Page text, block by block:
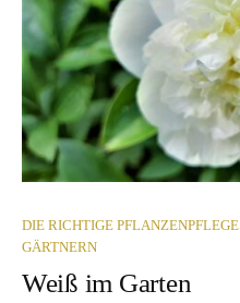
DIE RICHTIGE PFLANZENPFLEGE
GÄRTNERN
Weiß im Garten